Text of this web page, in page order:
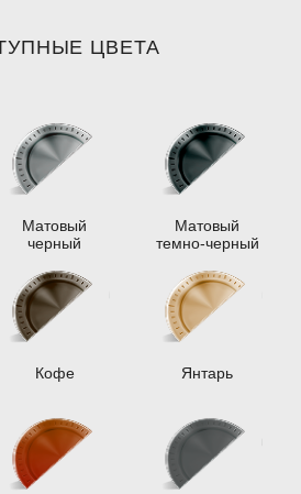
ЦВЕТА
Матовый
черный
Матовый
темно-черный
Кофе Янтарь